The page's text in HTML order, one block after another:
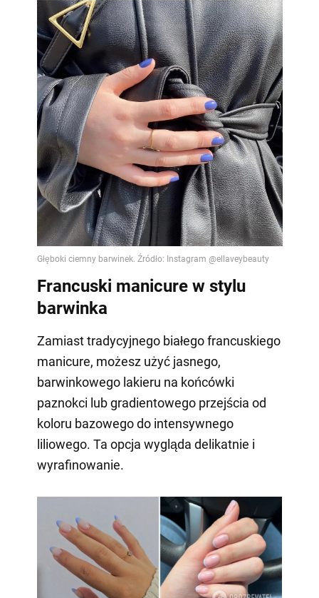
Francuski manicure w stylu
barwinka
Zamiast tradycyjnego białego francuskiego
manicure, możesz użyć jasnego,
barwinkowego lakieru na końcówki
paznokci lub gradientowego przejścia od
koloru bazowego do intensywnego
liliowego. Ta opcja wygląda delikatnie i
wyrafinowanie.